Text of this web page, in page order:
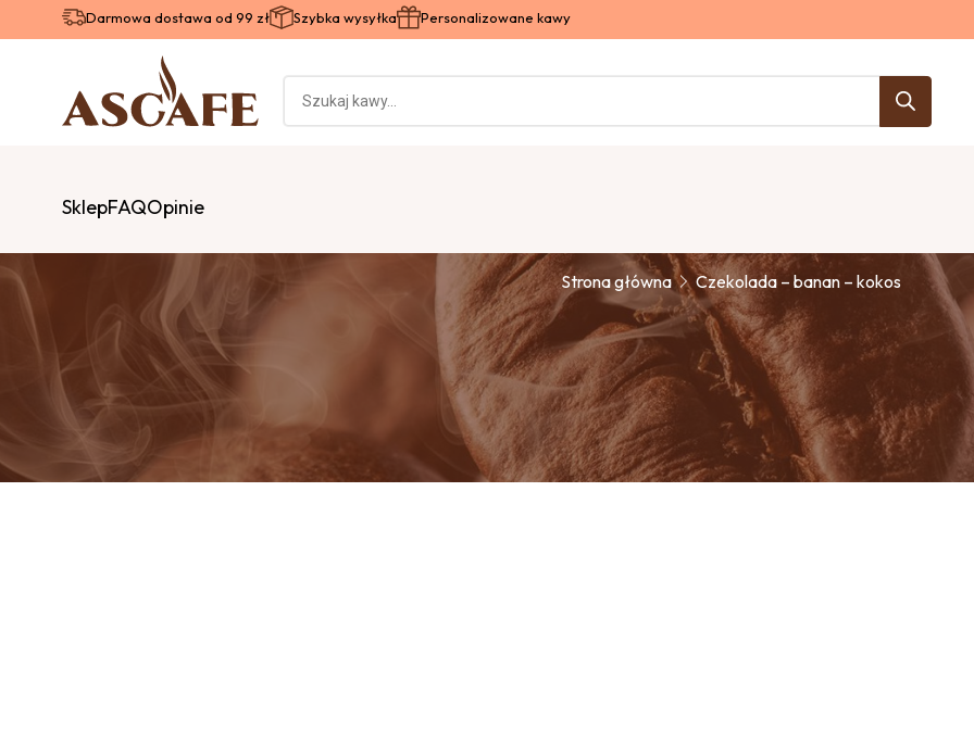
Darmowa dostawa od 99 zł Szybka wysyłka Personalizowane kawy
SklepFAQOpinie
Strona główna Czekolada – banan – kokos